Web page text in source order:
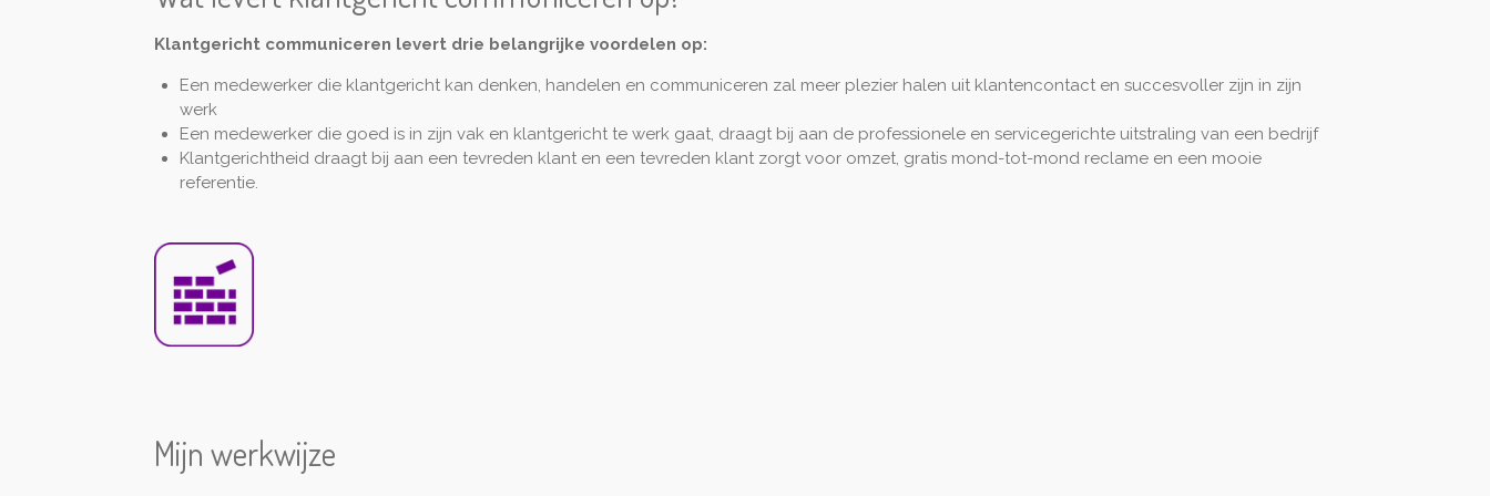
Klantgericht communiceren levert drie belangrijke voordelen op:
Een medewerker die klantgericht kan denken, handelen en communiceren zal meer plezier halen uit klantencontact en succesvoller zijn in zijn
werk
Een medewerker die goed is in zijn vak en klantgericht te werk gaat, draagt bij aan de professionele en servicegerichte uitstraling van een bedrijf
Klantgerichtheid draagt bij aan een tevreden klant en een tevreden klant zorgt voor omzet, gratis mond-tot-mond reclame en een mooie
referentie.
Mijn werkwijze